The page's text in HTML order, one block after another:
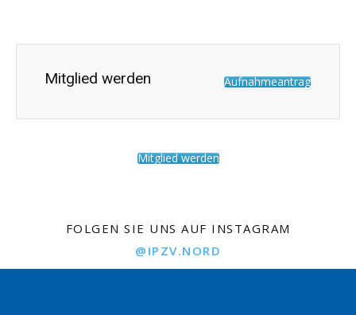
Mitglied werden Aufnahmeantrag
Mitglied werden
FOLGEN SIE UNS AUF INSTAGRAM
@IPZV.NORD